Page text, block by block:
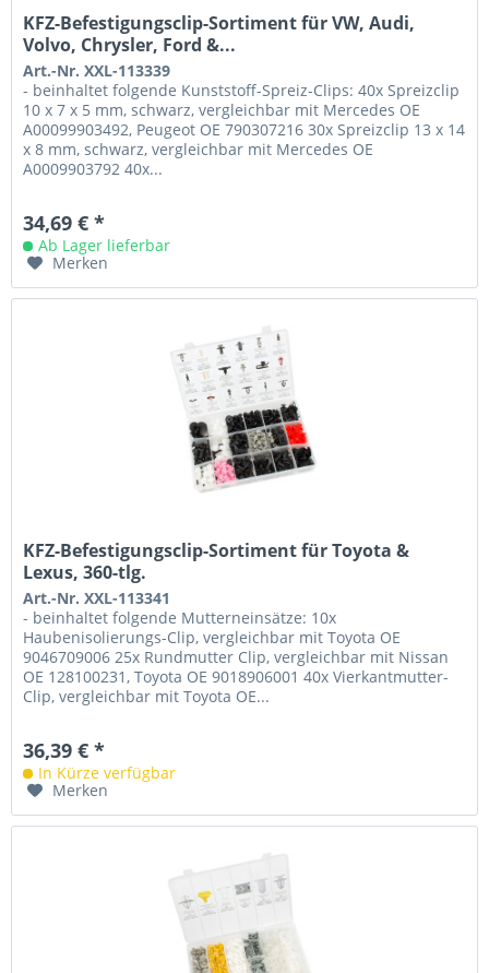
KFZ-Befestigungsclip-Sortiment für VW, Audi,
Volvo, Chrysler, Ford &...
Art.-Nr. XXL-113339
- beinhaltet folgende Kunststoff-Spreiz-Clips: 40x Spreizclip
10 x 7 x 5 mm, schwarz, vergleichbar mit Mercedes OE
A00099903492, Peugeot OE 790307216 30x Spreizclip 13 x 14
x 8 mm, schwarz, vergleichbar mit Mercedes OE
A0009903792 40x...
34,69 € *
Ab Lager lieferbar
Merken
KFZ-Befestigungsclip-Sortiment für Toyota &
Lexus, 360-tlg.
Art.-Nr. XXL-113341
- beinhaltet folgende Mutterneinsätze: 10x
Haubenisolierungs-Clip, vergleichbar mit Toyota OE
9046709006 25x Rundmutter Clip, vergleichbar mit Nissan
OE 128100231, Toyota OE 9018906001 40x Vierkantmutter-
Clip, vergleichbar mit Toyota OE...
36,39 € *
In Kürze verfügbar
Merken